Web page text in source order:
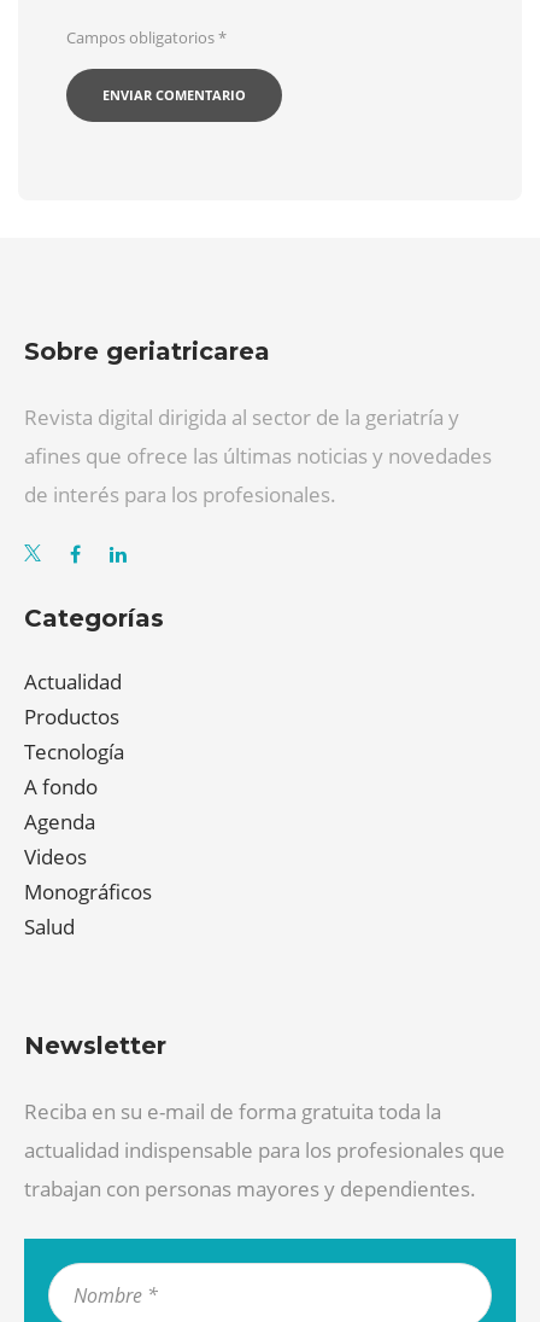
Campos obligatorios*
Sobre geriatricarea
Revista digital dirigida al sector de la geriatría y
afines que ofrece las últimas noticias y novedades
de interés para los profesionales.
Categorías
Actualidad
Productos
Tecnología
A fondo
Agenda
Videos
Monográficos
Salud
Newsletter
Reciba en su e-mail de forma gratuita toda la
actualidad indispensable para los profesionales que
trabajan con personas mayores y dependientes.